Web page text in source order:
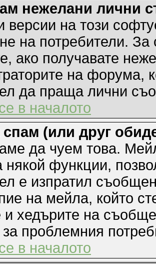
нежелани лични
версии на този
на потребители.
ако получавате
на форума,
да праща лични
в началото
(или друг
да чуем това.
функции,
е изпратил
на мейла, който
и хедърите на
за проблемния
в началото